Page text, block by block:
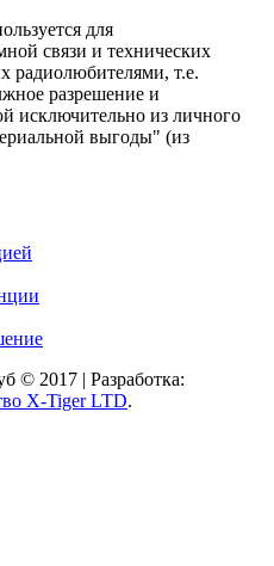
для
связи и технических
радиолюбителями, т.е.
разрешение и
исключительно из личного
выгоды" (из
© 2017 | Разработка:
X-Tiger LTD.